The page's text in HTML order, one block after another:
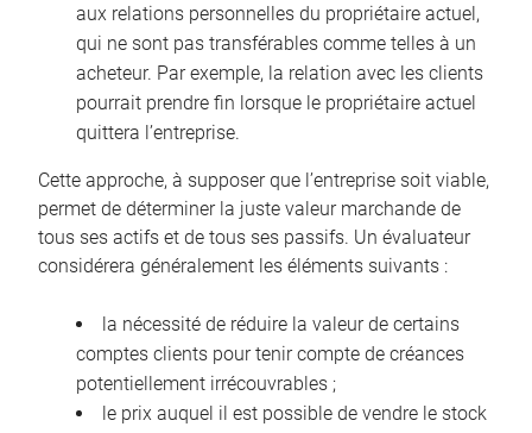
aux relations personnelles du propriétaire actuel,
qui ne sont pas transférables comme telles à un
acheteur. Par exemple, la relation avec les clients
pourrait prendre fin lorsque le propriétaire actuel
quittera l’entreprise.
Cette approche, à supposer que l’entreprise soit viable,
permet de déterminer la juste valeur marchande de
tous ses actifs et de tous ses passifs. Un évaluateur
considérera généralement les éléments suivants :
la nécessité de réduire la valeur de certains
comptes clients pour tenir compte de créances
potentiellement irrécouvrables ;
le prix auquel il est possible de vendre le stock